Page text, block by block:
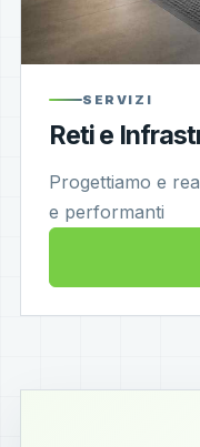
SERVIZI
Reti e
Progettiamo e
e performanti